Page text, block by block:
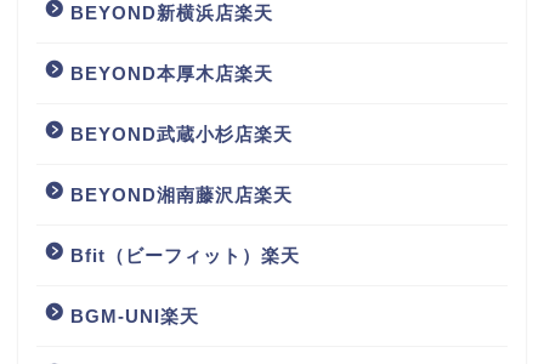
BEYOND新横浜店楽天
BEYOND本厚木店楽天
BEYOND武蔵小杉店楽天
BEYOND湘南藤沢店楽天
Bfit（ビーフィット）楽天
BGM‐UNI楽天